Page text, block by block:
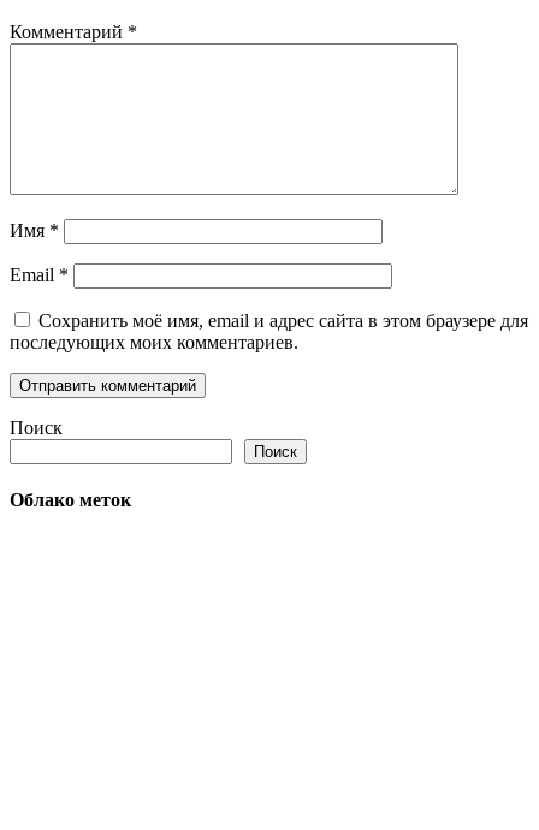
Комментарий *
Имя *
Email *
Сохранить моё имя, email и адрес сайта в этом браузере для
последующих моих комментариев.
Поиск
Поиск
Облако меток